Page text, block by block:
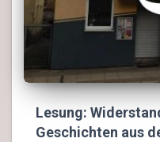
Lesung:
Geschichten aus